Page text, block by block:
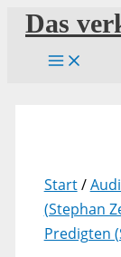
Zum
Inhalt
springen
Das
Start/
(Stephan
Predigten